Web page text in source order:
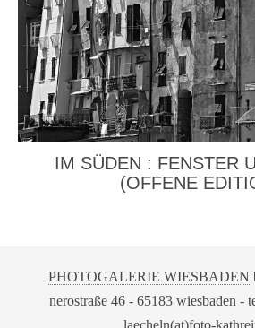
IM SÜDEN : FENSTER
(OFFENE
PHOTOGALERIE WIESBADEN
nerostraße 46 - 65183 wiesbaden -